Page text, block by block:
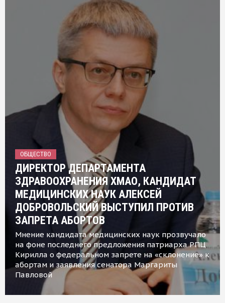
ОБЩЕСТВО
ДИРЕКТОР ДЕПАРТАМЕНТА
ЗДРАВООХРАНЕНИЯ ХМАО, КАНДИДАТ
МЕДИЦИНСКИХ НАУК АЛЕКСЕЙ
ДОБРОВОЛЬСКИЙ ВЫСТУПИЛ ПРОТИВ
ЗАПРЕТА АБОРТОВ
Мнение кандидата медицинских наук прозвучало
на фоне последнего предложения патриарха РПЦ
Кирилла о федеральном запрете на «склонение» к
абортам и заявления сенатора Маргариты
Павловой